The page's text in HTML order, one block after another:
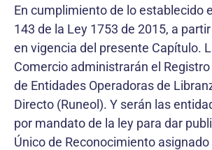
En cumplimiento de lo establecido
143 de la Ley 1753 de 2015, a
en vigencia del presente Capítulo.
Comercio administrarán el Registro
de Entidades Operadoras de
Directo (Runeol). Y serán las
por mandato de la ley para dar
Único de Reconocimiento